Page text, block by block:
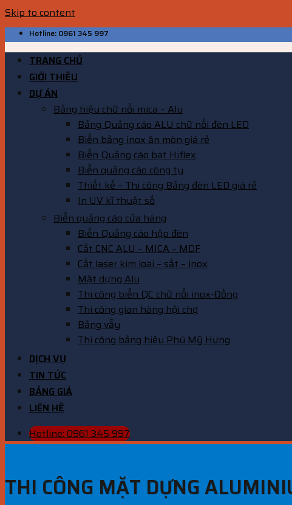
Skip to content
Hotline: 0961 345 997
TRANG CHỦ
GIỚI THIỆU
DỰ ÁN
Bảng hiệu chữ nổi mica – Alu
Bảng Quảng cáo ALU chữ nổi đèn LED
Biển bảng inox ăn mòn giá rẻ
Biển Quảng cáo bạt Hiflex
Biển quảng cáo công ty
Thiết kế – Thi công Bảng đèn LED giá rẻ
In UV kĩ thuật số
Biển quảng cáo cửa hàng
Biển Quảng cáo hộp đèn
Cắt CNC ALU – MICA – MDF
Cắt laser kim loại – sắt – inox
Mặt dựng Alu
Thi công biển QC chữ nổi inox-Đồng
Thi công gian hàng hội chợ
Bảng vẫy
Thi công bảng hiệu Phú Mỹ Hưng
DỊCH VỤ
TIN TỨC
BẢNG GIÁ
LIÊN HỆ
Hotline: 0961 345 997
THI CÔNG MẶT DỰNG